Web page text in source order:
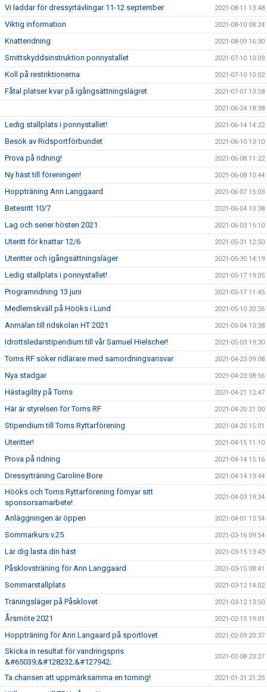
Vi laddar för dressyrtävlingar 11-12 september 2021-08-11 13:48
Viktig information 2021-08-10 08:24
Knatteridning 2021-08-09 16:30
Smittskyddsinstruktion ponnystallet 2021-07-10 10:09
Koll på restriktionerna 2021-07-10 10:02
Fåtal platser kvar på igångsättningslägret 2021-07-07 13:58
2021-06-24 18:38
Ledig stallplats i ponnystallet! 2021-06-14 14:22
Besök av Ridsportförbundet 2021-06-10 13:10
Prova på ridning! 2021-06-08 11:22
Ny häst till föreningen! 2021-06-08 10:44
Hoppträning Ann Langgaard 2021-06-07 15:03
Betesritt 10/7 2021-06-04 13:38
Lag och serier hösten 2021 2021-06-03 15:10
Uteritt för knattar 12/6 2021-05-31 12:50
Uteritter och igångsättningsläger 2021-05-30 14:19
Ledig stallplats i ponnystallet! 2021-05-17 19:05
Programridning 13 juni 2021-05-17 11:45
Medlemskväll på Hööks i Lund 2021-05-10 20:26
Anmälan till ridskolan HT 2021 2021-05-04 10:38
Idrottsledarstipendium till vår Samuel Hielscher! 2021-05-03 19:30
Torns RF söker ridlärare med samordningsansvar 2021-04-23 09:08
Nya stadgar 2021-04-23 08:56
Hästagility på Torns 2021-04-21 12:47
Här är styrelsen för Torns RF 2021-04-20 21:00
Stipendium till Torns Ryttarförening 2021-04-20 15:01
Uteritter! 2021-04-15 11:10
Prova på ridning 2021-04-14 15:16
Dressyrträning Caroline Bore 2021-04-14 13:44
Hööks och Torns Ryttarförening förnyar sitt
sponsorsamarbete!
2021-04-03 19:34
Anläggningen är öppen 2021-04-01 13:54
Sommarkurs v.25 2021-03-16 09:54
Lär dig lasta din häst 2021-03-15 13:43
Påsklovsträning för Ann Langgaard 2021-03-15 08:41
Sommarstallplats 2021-03-12 14:02
Träningsläger på Påsklovet 2021-03-12 13:50
Årsmöte 2021 2021-02-15 19:01
Hoppträning för Ann Langaard på sportlovet 2021-02-09 20:37
Skicka in resultat för vandringspris
&#65039;&#128232;&#127942;
2021-02-08 23:27
Ta chansen att uppmärksamma en torning! 2021-01-31 21:25